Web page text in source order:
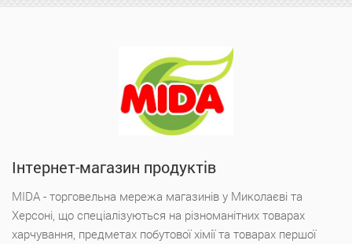
Інтернет-магазин продуктів
MIDA - торговельна мережа магазинів у Миколаєві та
Херсоні, що спеціалізуються на різноманітних товарах
харчування, предметах побутової хімії та товарах першої